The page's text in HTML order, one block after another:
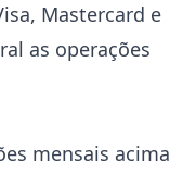
Mastercard e
as operações
mensais acima